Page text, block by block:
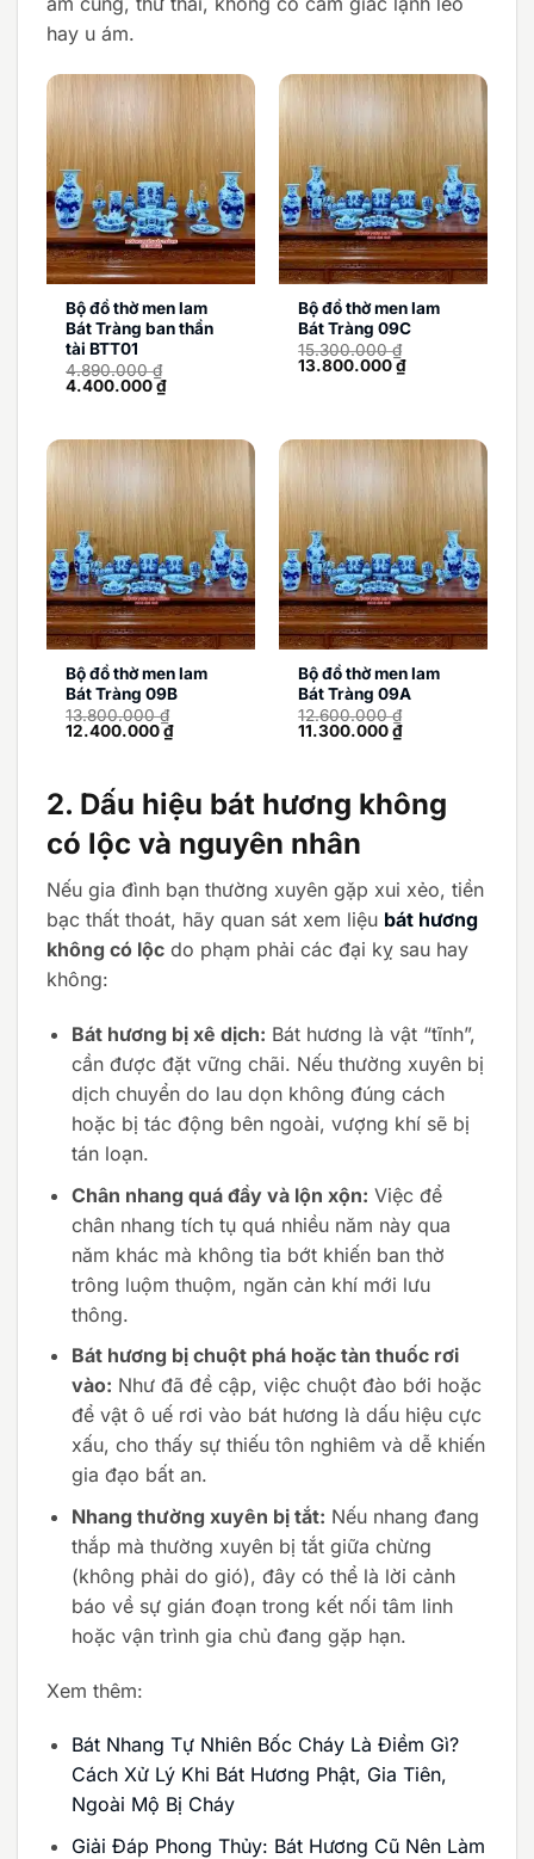
hay u ám.
Bộ đồ thờ men lam
Bát Tràng ban thần
tài BTT01
4.890.000₫
Giá
4.400.000₫Giá
4.400.000 ₫.
Bộ đồ thờ men lam
Bát Tràng 09C
15.300.000₫
Giá
gốc
13.800.000₫Giá
Bộ đồ thờ men lam
Bát Tràng 09B
13.800.000₫
Giá
12.400.000₫Giá
12.400.000 ₫.
Bộ đồ thờ men lam
Bát Tràng 09A
12.600.000₫
Giá
gốc
11.300.000₫Giá
11.300.000 ₫.
2. Dấu hiệu bát hương không
có lộc và nguyên nhân
Nếu gia đình bạn thường xuyên gặp xui xẻo, tiền
bạc thất thoát, hãy quan sát xem liệu bát hương
không có lộc do phạm phải các đại kỵ sau hay
không:
Bát hương bị xê dịch: Bát hương là vật “tĩnh”,
cần được đặt vững chãi. Nếu thường xuyên bị
dịch chuyển do lau dọn không đúng cách
hoặc bị tác động bên ngoài, vượng khí sẽ bị
tán loạn.
Chân nhang quá đầy và lộn xộn: Việc để
chân nhang tích tụ quá nhiều năm này qua
năm khác mà không tỉa bớt khiến ban thờ
trông luộm thuộm, ngăn cản khí mới lưu
thông.
Bát hương bị chuột phá hoặc tàn thuốc rơi
vào: Như đã đề cập, việc chuột đào bới hoặc
để vật ô uế rơi vào bát hương là dấu hiệu cực
xấu, cho thấy sự thiếu tôn nghiêm và dễ khiến
gia đạo bất an.
Nhang thường xuyên bị tắt: Nếu nhang đang
thắp mà thường xuyên bị tắt giữa chừng
(không phải do gió), đây có thể là lời cảnh
báo về sự gián đoạn trong kết nối tâm linh
hoặc vận trình gia chủ đang gặp hạn.
Xem thêm:
Bát Nhang Tự Nhiên Bốc Cháy Là Điềm Gì?
Cách Xử Lý Khi Bát Hương Phật, Gia Tiên,
Ngoài Mộ Bị Cháy
Giải Đáp Phong Thủy: Bát Hương Cũ Nên Làm